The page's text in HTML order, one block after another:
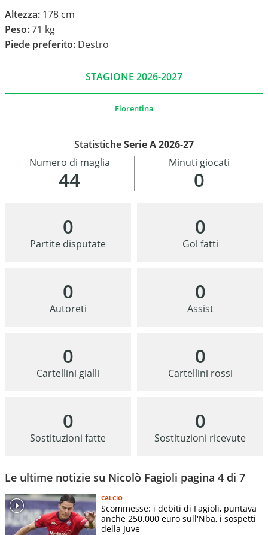
Altezza: 178 cm
Peso:71 kg
Piede preferito: Destro
STAGIONE 2026-2027
Fiorentina
StatisticheSerie A 2026-27
44
Numero di maglia
0
Minuti giocati
0
Partite disputate
0
Gol fatti
0
Autoreti
0
Assist
0
Cartellini gialli
0
Cartellini rossi
0
Sostituzioni fatte
0
Sostituzioni ricevute
Le ultime notizie su Nicolò Fagioli pagina 4 di 7
CALCIO
Scommesse: i debiti di Fagioli, puntava
anche 250.000 euro sull'Nba, i sospetti
della Juve